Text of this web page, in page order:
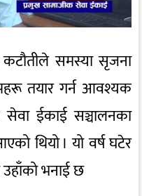
समस्या सृजना
तयार गर्न आवश्यक
सेवा ईकाई सञ्चालनका
थियो । यो वर्ष घटेर
भनाई छ